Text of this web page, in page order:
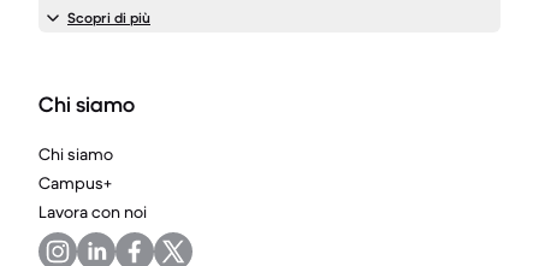
Scopri di più
Chi siamo
Chi siamo
Campus+
Lavora con noi